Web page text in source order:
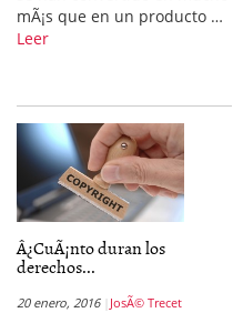
mÃ¡s que en un producto …
Leer
Â¿CuÃ¡nto duran los
derechos...
20 enero, 2016 JosÃ© Trecet